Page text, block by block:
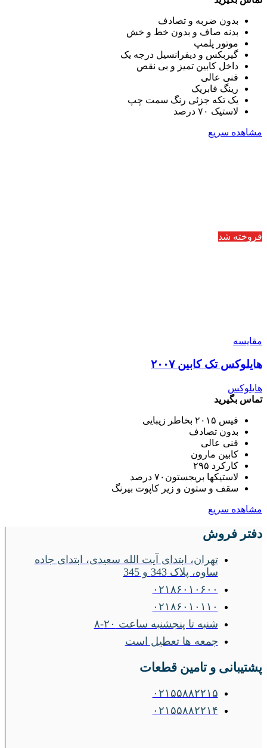
بدون ضربه و تصادف
بدنه صاف و بدون خط و خش
موتور پلمپ
گیربکس و دیفرانسیل درجه یک
داخل کابین تمیز و بی نقص
فنی عالی
رینگ فابریک
یک تکه جزئی رنگ سمت چپ
لاستیک ۷۰ درصد
مشاهده سریع
فروخته شد
مقایسه
هایلوکس تک کابین ۲۰۰۷
هایلوکس
تماس بگیرید
فیس ۲۰۱۵ بخاطر زیبایی
بدون تصادف
فنی عالی
کابین مارون
کارکرد ۲۹۵
لاستیکها بریجستون۷۰ درصد
سقف و ستون و زیر کاپوت بیرنگ
مشاهده سریع
دفتر فروش
تهران، ابتدای آیت الله سعیدی، ابتدای جاده
ساوه، پلاک 343 و 345
۰۲۱۸۶۰۱۰۶۰۰
۰۲۱۸۶۰۱۰۱۱۰
شنبه تا پنجشنبه ساعت ۲۰-۸
جمعه ها تعطیل است
پشتیبانی و تامین قطعات
۰۲۱۵۵۸۸۲۲۱۵
۰۲۱۵۵۸۸۲۲۱۴